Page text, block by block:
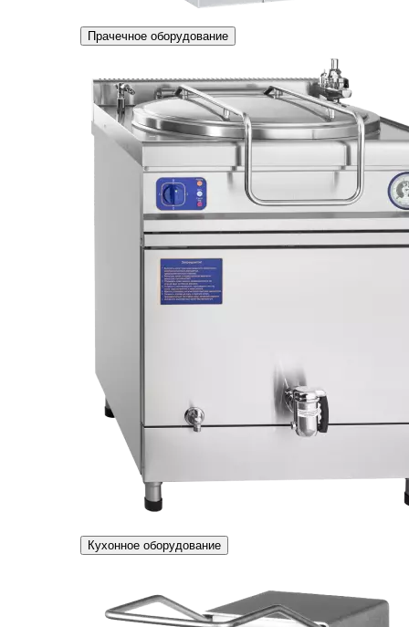
Прачечное оборудование
Кухонное оборудование